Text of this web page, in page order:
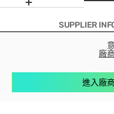
SUPPLIER
廠
進入廠